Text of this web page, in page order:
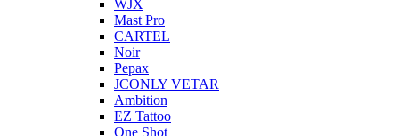
WJX
Mast Pro
CARTEL
Noir
Pepax
JCONLY VETAR
Ambition
EZ Tattoo
One Shot